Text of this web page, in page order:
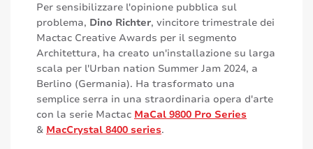
Per sensibilizzare l'opinione pubblica sul
problema, Dino Richter, vincitore trimestrale dei
Mactac Creative Awards per il segmento
Architettura, ha creato un'installazione su larga
scala per l'Urban nation Summer Jam 2024, a
Berlino (Germania). Ha trasformato una
semplice serra in una straordinaria opera d'arte
con la serie Mactac MaCal 9800 Pro Series
& MacCrystal 8400 series.